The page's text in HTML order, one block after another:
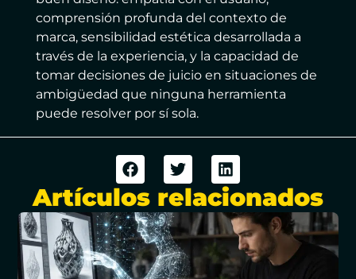
comprensión profunda del contexto de
marca, sensibilidad estética desarrollada a
través de la experiencia, y la capacidad de
tomar decisiones de juicio en situaciones de
ambigüedad que ninguna herramienta
puede resolver por sí sola.
Artículos relacionados